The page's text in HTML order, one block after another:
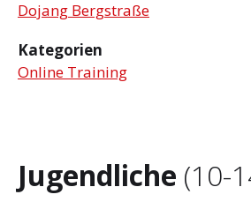
Dojang Bergstraße
Kategorien
Online Training
Jugendliche (10-